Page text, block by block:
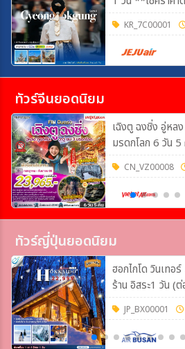
ดมินเท่านั้น**
KR_7C00001
ทัวร์จีนยอดนิยม
เฉิงตู ฉงชิ่ง อู่หล
มรดกโลก 6 วัน 5
TFUVZ33A
CN_VZ00008
ทัวร์ญี่ปุ่นยอดนิยม
ฮอกไกโด วินเทอ
ร้าน อิสระ1 วัน (
เช็คราคาอัพเดต
** JP_BX00001